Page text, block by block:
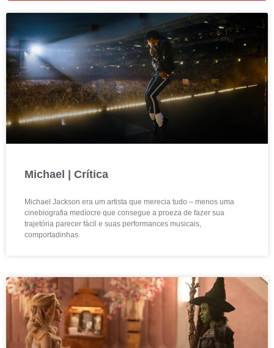
Michael | Crítica
Michael Jackson era um artista que merecia tudo – menos uma
cinebiografia medíocre que consegue a proeza de fazer sua
trajetória parecer fácil e suas performances musicais,
comportadinhas.